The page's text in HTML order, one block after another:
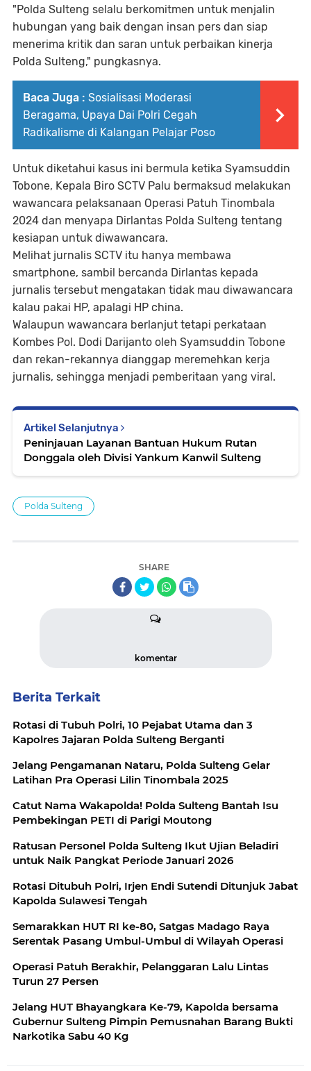
"Polda Sulteng selalu berkomitmen untuk menjalin
hubungan yang baik dengan insan pers dan siap
menerima kritik dan saran untuk perbaikan kinerja
Polda Sulteng," pungkasnya.
Baca Juga : Sosialisasi Moderasi
Beragama, Upaya Dai Polri Cegah
Radikalisme di Kalangan Pelajar Poso
Untuk diketahui kasus ini bermula ketika Syamsuddin
Tobone, Kepala Biro SCTV Palu bermaksud melakukan
wawancara pelaksanaan Operasi Patuh Tinombala
2024 dan menyapa Dirlantas Polda Sulteng tentang
kesiapan untuk diwawancara.
Melihat jurnalis SCTV itu hanya membawa
smartphone, sambil bercanda Dirlantas kepada
jurnalis tersebut mengatakan tidak mau diwawancara
kalau pakai HP, apalagi HP china.
Walaupun wawancara berlanjut tetapi perkataan
Kombes Pol. Dodi Darijanto oleh Syamsuddin Tobone
dan rekan-rekannya dianggap meremehkan kerja
jurnalis, sehingga menjadi pemberitaan yang viral.
Artikel Selanjutnya
Peninjauan Layanan Bantuan Hukum Rutan
Donggala oleh Divisi Yankum Kanwil Sulteng
Polda Sulteng
SHARE
komentar
Berita Terkait
Rotasi di Tubuh Polri, 10 Pejabat Utama dan 3
Kapolres Jajaran Polda Sulteng Berganti
Jelang Pengamanan Nataru, Polda Sulteng Gelar
Latihan Pra Operasi Lilin Tinombala 2025
Catut Nama Wakapolda! Polda Sulteng Bantah Isu
Pembekingan PETI di Parigi Moutong
Ratusan Personel Polda Sulteng Ikut Ujian Beladiri
untuk Naik Pangkat Periode Januari 2026
Rotasi Ditubuh Polri, Irjen Endi Sutendi Ditunjuk Jabat
Kapolda Sulawesi Tengah
Semarakkan HUT RI ke-80, Satgas Madago Raya
Serentak Pasang Umbul-Umbul di Wilayah Operasi
Operasi Patuh Berakhir, Pelanggaran Lalu Lintas
Turun 27 Persen
Jelang HUT Bhayangkara Ke-79, Kapolda bersama
Gubernur Sulteng Pimpin Pemusnahan Barang Bukti
Narkotika Sabu 40 Kg